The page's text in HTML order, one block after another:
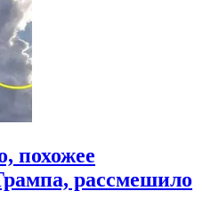
похожее
рассмешило